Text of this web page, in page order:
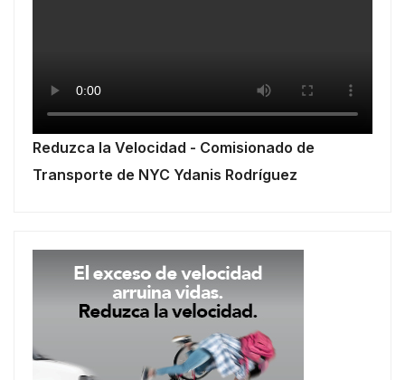
Reduzca la Velocidad - Comisionado de
Transporte de NYC Ydanis Rodríguez